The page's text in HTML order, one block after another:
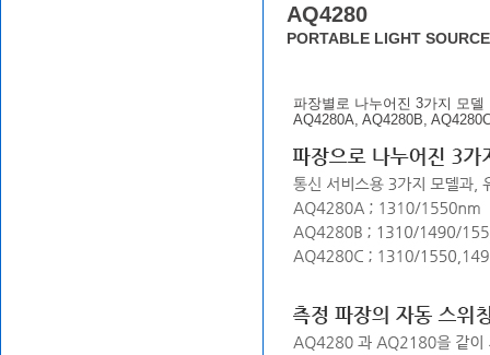
AQ4280
PORTABLE LIGHT
파장별로 나누어진 3가지 모델
AQ4280A, AQ4280B,